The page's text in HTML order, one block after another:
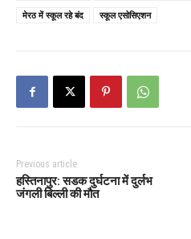
मेरठ में स्कूल रहे बंद
स्कूल एसोसिएशन
Previous article
हस्तिनापुर: सडक दुर्घटना में दुर्लभ
जंगली बिल्ली की मौत